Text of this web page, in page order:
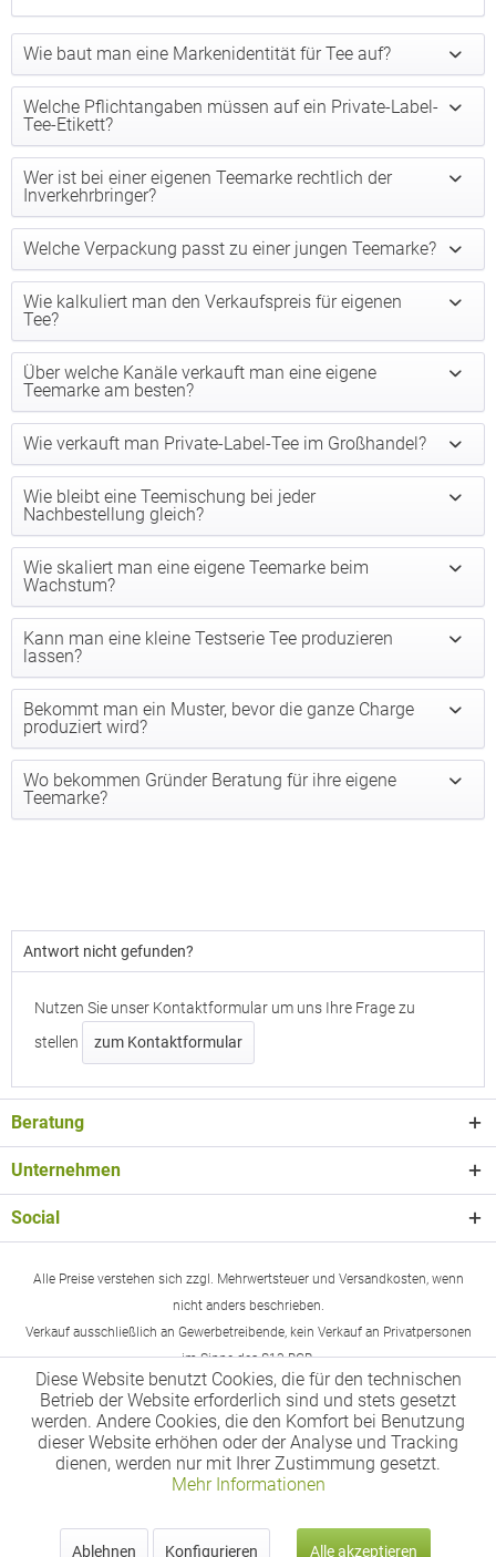
Wie baut man eine Markenidentität für Tee auf?
Welche Pflichtangaben müssen auf ein Private-Label-
Tee-Etikett?
Wer ist bei einer eigenen Teemarke rechtlich der
Inverkehrbringer?
Welche Verpackung passt zu einer jungen Teemarke?
Wie kalkuliert man den Verkaufspreis für eigenen
Tee?
Über welche Kanäle verkauft man eine eigene
Teemarke am besten?
Wie verkauft man Private-Label-Tee im Großhandel?
Wie bleibt eine Teemischung bei jeder
Nachbestellung gleich?
Wie skaliert man eine eigene Teemarke beim
Wachstum?
Kann man eine kleine Testserie Tee produzieren
lassen?
Bekommt man ein Muster, bevor die ganze Charge
produziert wird?
Wo bekommen Gründer Beratung für ihre eigene
Teemarke?
Antwort nicht gefunden?
Nutzen Sie unser Kontaktformular um uns Ihre Frage zu
stellen
zum Kontaktformular
Beratung
Unternehmen
Social
Alle Preise verstehen sich zzgl. Mehrwertsteuer und Versandkosten, wenn
nicht anders beschrieben.
Verkauf ausschließlich an Gewerbetreibende, kein Verkauf an Privatpersonen
im Sinne des §13 BGB.
Diese Website benutzt Cookies, die für den technischen
Betrieb der Website erforderlich sind und stets gesetzt
werden. Andere Cookies, die den Komfort bei Benutzung
dieser Website erhöhen oder der Analyse und Tracking
dienen, werden nur mit Ihrer Zustimmung gesetzt.
Mehr Informationen
Ablehnen Konfigurieren Alle akzeptieren